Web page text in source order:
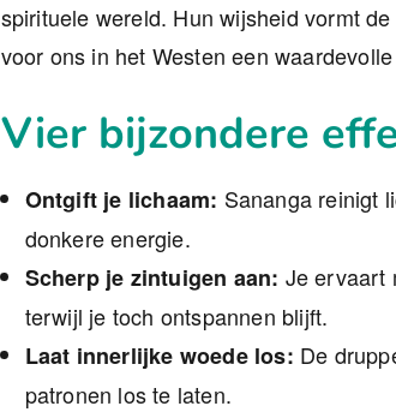
spirituele wereld. Hun wijsheid vormt
voor ons in het Westen een
Vier bijzondere
Ontgift je lichaam: Sananga reinigt
donkere energie.
Scherp je zintuigen aan: Je ervaart
terwijl je toch ontspannen blijft.
Laat innerlijke woede los: De
patronen los te laten.